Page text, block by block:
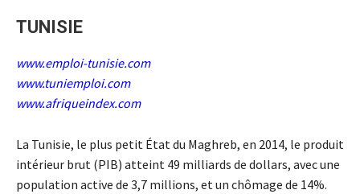
TUNISIE
www.emploi-tunisie.com
www.tuniemploi.com
www.afriqueindex.com
La Tunisie, le plus petit État du Maghreb, en 2014, le produit
intérieur brut (PIB) atteint 49 milliards de dollars, avec une
population active de 3,7 millions, et un chômage de 14%.